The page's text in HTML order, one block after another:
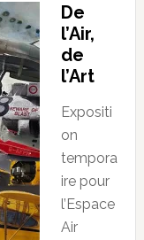
De
l’Air,
de
l’Art
Expositi
on
tempora
ire pour
l’Espace
Air